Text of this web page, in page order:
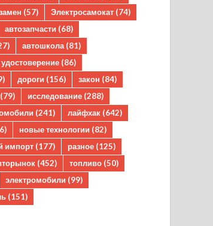
(57) Электросамокат (74)
автозапчасти (68)
автошкола (81)
(86)
дороги (156) закон (84)
(79) исследование (288)
(241) лайфхак (642)
новые технологии (82)
импорт (177) разное (125)
(452) топливо (50)
электромобили (99)
(151)